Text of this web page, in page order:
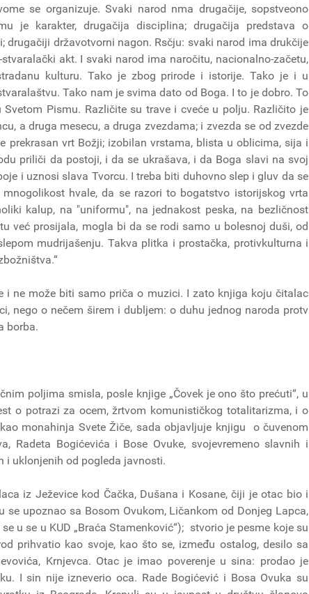
se organizuje. Svaki narod nma drugačije, sopstveono
je karakter, drugačija disciplina; drugačija predstava o
drugačiji državotvorni nagon. Rsčju: svaki narod ima drukčije
akt. I svaki narod ima naročitu, nacionalno-začetu,
kulturu. Tako je zbog prirode i istorije. Tako je i u
Tako nam je svima dato od Boga. I to je dobro. To
Pismu. Različite su trave i cveće u polju. Različito je
a druga mesecu, a druga zvezdama; i zvezda se od zvezde
prekrasan vrt Božji; izobilan vrstama, blista u oblicima, sija i
priliči da postoji, i da se ukrašava, i da Boga slavi na svoj
i uznosi slava Tvorcu. I treba biti duhovno slep i gluv da se
hvale, da se razori to bogatstvo istorijskog vrta
kalup, na "uniformu", na jednakost peska, na bezličnost
već prosijala, mogla bi da se rodi samo u bolesnoj duši, od
mudrijašenju. Takva plitka i prostačka, protivkulturna i
i ne može biti samo priča o muzici. I zato knjiga koju čitalac
nego o nečem širem i dubljem: o duhu jednog naroda protv
borba.
poljima smisla, posle knjige „Čovek je ono što prećuti“, u
o potrazi za ocem, žrtvom komunističkog totalitarizma, i o
monahinja Svete Žiče, sada objavljuje knjigu o čuvenom
Radeta Bogićevića i Bose Ovuke, svojevremeno slavnih i
i uklonjenih od pogleda javnosti.
iz Ježevice kod Čačka, Dušana i Kosane, čiji je otac bio i
se upoznao sa Bosom Ovukom, Ličankom od Donjeg Lapca,
u se u KUD „Braća Stamenković“); stvorio je pesme koje su
prihvatio kao svoje, kao što se, između ostalog, desilo sa
Krnjevca. Otac je imao poverenje u sina: prodao je
I sin nije izneverio oca. Rade Bogićević i Bosa Ovuka su